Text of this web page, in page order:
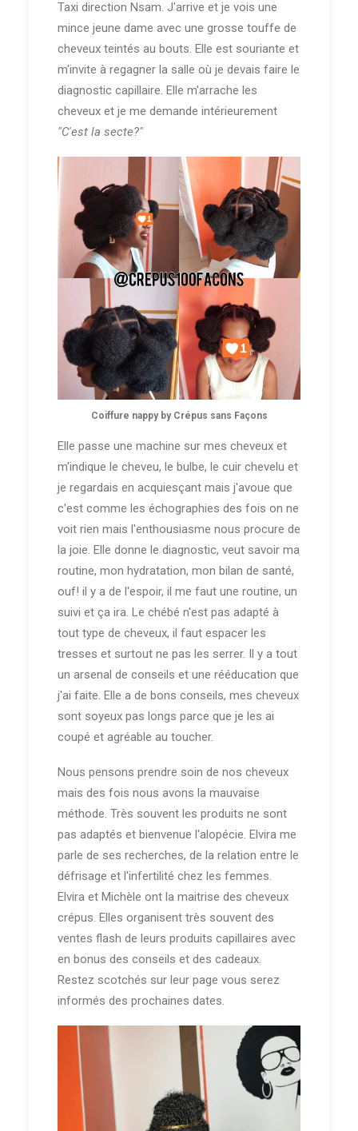
Taxi direction Nsam. J'arrive et je vois une
mince jeune dame avec une grosse touffe de
cheveux teintés au bouts. Elle est souriante et
m'invite à regagner la salle où je devais faire le
diagnostic capillaire. Elle m'arrache les
cheveux et je me demande intérieurement
"C'est la secte?"
Coiffure nappy by Crépus sans Façons
Elle passe une machine sur mes cheveux et
m'indique le cheveu, le bulbe, le cuir chevelu et
je regardais en acquiesçant mais j'avoue que
c'est comme les échographies des fois on ne
voit rien mais l'enthousiasme nous procure de
la joie. Elle donne le diagnostic, veut savoir ma
routine, mon hydratation, mon bilan de santé,
ouf! il y a de l'espoir, il me faut une routine, un
suivi et ça ira. Le chébé n'est pas adapté à
tout type de cheveux, il faut espacer les
tresses et surtout ne pas les serrer. Il y a tout
un arsenal de conseils et une rééducation que
j'ai faite. Elle a de bons conseils, mes cheveux
sont soyeux pas longs parce que je les ai
coupé et agréable au toucher.
Nous pensons prendre soin de nos cheveux
mais des fois nous avons la mauvaise
méthode. Très souvent les produits ne sont
pas adaptés et bienvenue l'alopécie. Elvira me
parle de ses recherches, de la relation entre le
défrisage et l'infertilité chez les femmes.
Elvira et Michèle ont la maitrise des cheveux
crépus. Elles organisent très souvent des
ventes flash de leurs produits capillaires avec
en bonus des conseils et des cadeaux.
Restez scotchés sur leur page vous serez
informés des prochaines dates.